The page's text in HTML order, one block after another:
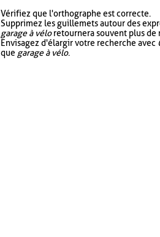
Vérifiez que l'orthographe est correcte.
Supprimez les guillemets autour des
garage à véloretournera souvent plus de
Envisagez d'élargir votre recherche avec
que garage à vélo.